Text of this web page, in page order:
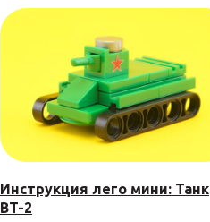
Инструкция лего мини: Танк
BT-2